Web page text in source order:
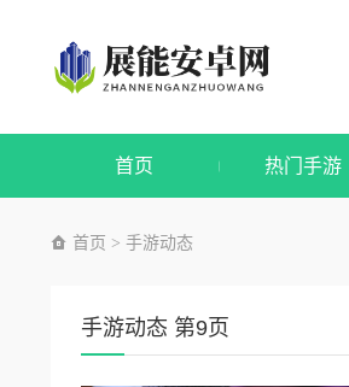
首页 热门手游
首页 > 手游动态
手游动态 第9页